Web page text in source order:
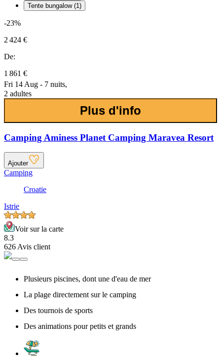
Tente bungalow (1)
-23%
2 424 €
De:
1 861 €
Fri 14 Aug - 7 nuits,
2 adultes
Plus d'info
Camping Aminess Planet Camping Maravea Resort
Ajouter
Camping
Croatie
Istrie
Voir sur la carte
8.3
626 Avis client
Plusieurs piscines, dont une d'eau de mer
La plage directement sur le camping
Des tournois de sports
Des animations pour petits et grands